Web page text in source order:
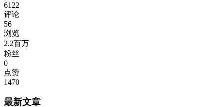
6122
评论
56
浏览
2.2百万
粉丝
0
点赞
1470
最新文章